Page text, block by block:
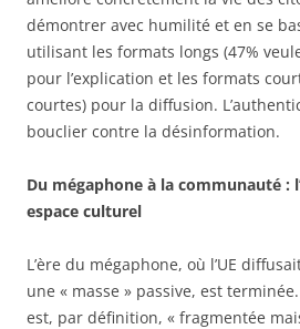
démontrer avec humilité et en se
utilisant les formats longs (47%
pour l’explication et les formats
courtes) pour la diffusion.
bouclier contre la désinformation.
Du mégaphone à la communauté :
espace culturel
L’ère du mégaphone, où l’UE
une « masse » passive, est
est, par définition, « fragmentée